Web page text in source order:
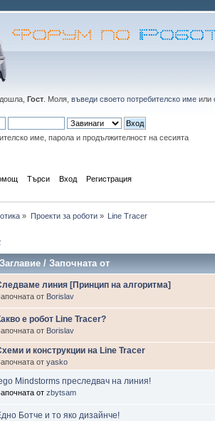
Гост . Моля, въведи своето потребителско име или
име, парола и продължителност на сесията
Търси Вход Регистрация
» Проекти за роботи» Line Tracer
Заглавие /Започната от
линия [Принцип на алгоритма]
от Borislav
е робот Line Tracer?
от Borislav
и конструкции на Line Tracer
от yasko
Mindstorms преследвач на линия!
от zbytsam
Ботче и то яко дизайнче!